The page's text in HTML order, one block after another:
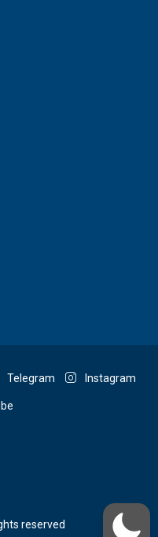
Telegram Instagram
reserved